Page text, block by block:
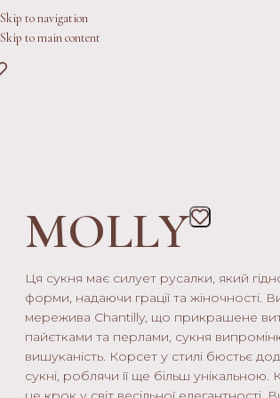
Skip to navigation
Skip to main content
MOLLY
Ця сукня має силует русалки, який
форми, надаючи грації та жіночності.
мережива Chantilly, що прикрашене
пайєтками та перлами, сукня
вишуканість. Корсет у стилі бюстьє
сукні, роблячи її ще більш унікальною.